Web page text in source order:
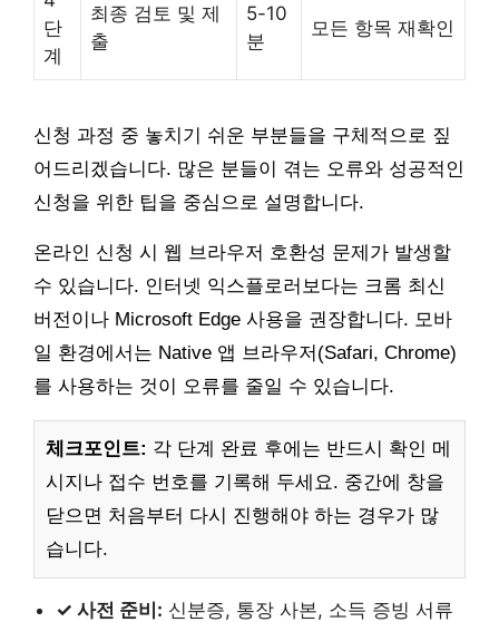
단
계
최종 검토 및 제
출
5-10
분
모든 항목 재확인
신청 과정 중 놓치기 쉬운 부분들을 구체적으로 짚
어드리겠습니다. 많은 분들이 겪는 오류와 성공적인
신청을 위한 팁을 중심으로 설명합니다.
온라인 신청 시 웹 브라우저 호환성 문제가 발생할
수 있습니다. 인터넷 익스플로러보다는 크롬 최신
버전이나 Microsoft Edge 사용을 권장합니다. 모바
일 환경에서는 Native 앱 브라우저(Safari, Chrome)
를 사용하는 것이 오류를 줄일 수 있습니다.
체크포인트: 각 단계 완료 후에는 반드시 확인 메
시지나 접수 번호를 기록해 두세요. 중간에 창을
닫으면 처음부터 다시 진행해야 하는 경우가 많
습니다.
✓ 사전 준비: 신분증, 통장 사본, 소득 증빙 서류